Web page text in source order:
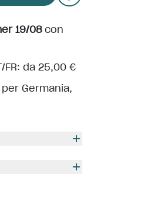
19/08con
FR: da 25,00 €
Germania,